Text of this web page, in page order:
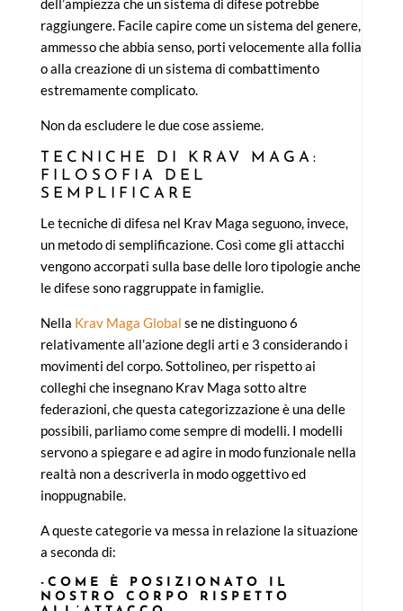
dell’ampiezza che un sistema di difese potrebbe
raggiungere. Facile capire come un sistema del genere,
ammesso che abbia senso, porti velocemente alla follia
o alla creazione di un sistema di combattimento
estremamente complicato.
Non da escludere le due cose assieme.
TECNICHE DI KRAV MAGA:
FILOSOFIA DEL
SEMPLIFICARE
Le tecniche di difesa nel Krav Maga seguono, invece,
un metodo di semplificazione. Così come gli attacchi
vengono accorpati sulla base delle loro tipologie anche
le difese sono raggruppate in famiglie.
Nella Krav Maga Global se ne distinguono 6
relativamente all’azione degli arti e 3 considerando i
movimenti del corpo. Sottolineo, per rispetto ai
colleghi che insegnano Krav Maga sotto altre
federazioni, che questa categorizzazione è una delle
possibili, parliamo come sempre di modelli. I modelli
servono a spiegare e ad agire in modo funzionale nella
realtà non a descriverla in modo oggettivo ed
inoppugnabile.
A queste categorie va messa in relazione la situazione
a seconda di:
-COME È POSIZIONATO IL
NOSTRO CORPO RISPETTO